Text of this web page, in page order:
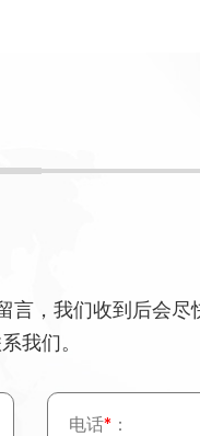
言，我们收到后会尽
我们。
电话* ：